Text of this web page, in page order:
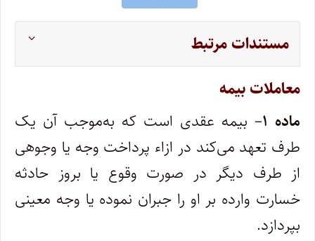
مستندات مرتبط
معاملات بیمه
ماده ۱ – بیمه عقدی است که به‌موجب آن یک
طرف تعهد می‌کند در ازاء پرداخت وجه یا وجوهی
از طرف دیگر در صورت وقوع یا بروز حادثه
خسارت وارده بر او را جبران نموده یا وجه معینی
بپردازد.